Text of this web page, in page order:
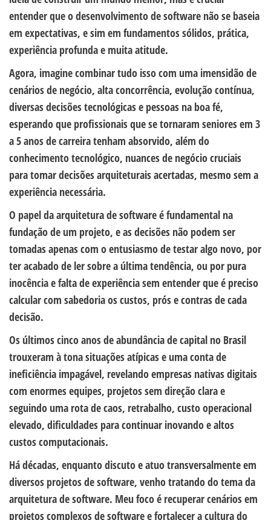
entender que o desenvolvimento de software não se baseia
em expectativas, e sim em fundamentos sólidos, prática,
experiência profunda e muita atitude.
Agora, imagine combinar tudo isso com uma imensidão de
cenários de negócio, alta concorrência, evolução contínua,
diversas decisões tecnológicas e pessoas na boa fé,
esperando que profissionais que se tornaram seniores em 3
a 5 anos de carreira tenham absorvido, além do
conhecimento tecnológico, nuances de negócio cruciais
para tomar decisões arquiteturais acertadas, mesmo sem a
experiência necessária.
O papel da arquitetura de software é fundamental na
fundação de um projeto, e as decisões não podem ser
tomadas apenas com o entusiasmo de testar algo novo, por
ter acabado de ler sobre a última tendência, ou por pura
inocência e falta de experiência sem entender que é preciso
calcular com sabedoria os custos, prós e contras de cada
decisão.
Os últimos cinco anos de abundância de capital no Brasil
trouxeram à tona situações atípicas e uma conta de
ineficiência impagável, revelando empresas nativas digitais
com enormes equipes, projetos sem direção clara e
seguindo uma rota de caos, retrabalho, custo operacional
elevado, dificuldades para continuar inovando e altos
custos computacionais.
Há décadas, enquanto discuto e atuo transversalmente em
diversos projetos de software, venho tratando do tema da
arquitetura de software. Meu foco é recuperar cenários em
projetos complexos de software e fortalecer a cultura do